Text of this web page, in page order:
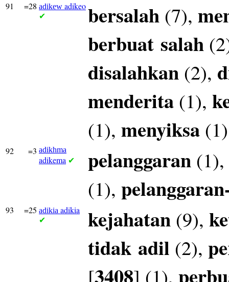
91 =28 adikew adikeo
✔ bersalah (7),
berbuat salah
disalahkan (2),
menderita (1),
(1), menyiksa
92 =3 adikhma
adikema ✔ pelanggaran (1),
(1),
93 =25 adikia adikia
✔ kejahatan (9),
tidak adil (2),
[3408] (1),